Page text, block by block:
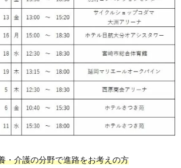
介護の分野で進路をお考えの方